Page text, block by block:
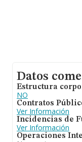
Datos
Estructura
NO
Contratos
Ver Información
Incidencias de
Ver Información
Operaciones